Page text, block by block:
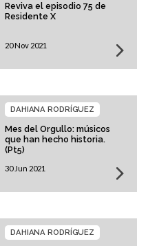
Reviva el episodio 75 de
Residente X
20 Nov 2021
Mes del Orgullo: músicos
que han hecho historia.
(Pt5)
DAHIANA RODRÍGUEZ
30 Jun 2021
DAHIANA RODRÍGUEZ